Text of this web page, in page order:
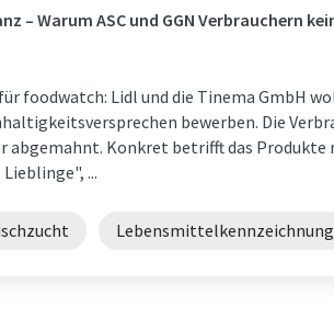
– Warum ASC und GGN Verbrauchern
foodwatch: Lidl und die Tinema GmbH
bewerben. Die
abgemahnt. Konkret betrifft das Produkte
...
Lebensmittelkennzeichnung